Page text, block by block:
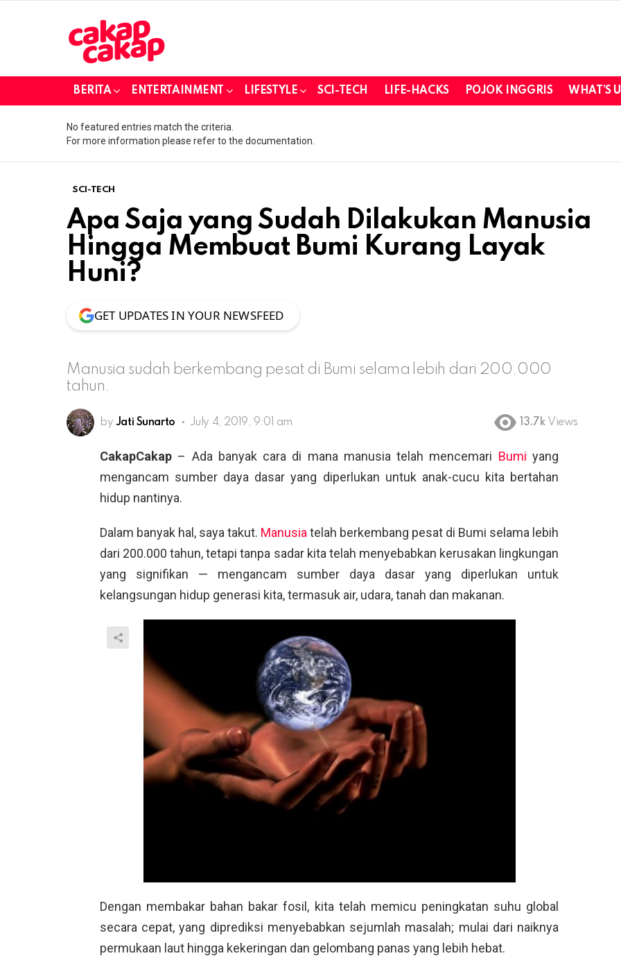
BERITA ENTERTAINMENT LIFESTYLE SCI-TECH LIFE-HACKS POJOK INGGRIS WHAT’S
No featured entries match the criteria.
For more information please refer to the documentation.
SCI-TECH
Apa Saja yang Sudah Dilakukan Manusia
Hingga Membuat Bumi Kurang Layak
Huni?
GET UPDATES IN YOUR NEWSFEED
Manusia sudah berkembang pesat di Bumi selama lebih dari 200.000
tahun.
by Jati Sunarto July 4, 2019, 9:01 am 13.7k Views
CakapCakap – Ada banyak cara di mana manusia telah mencemari Bumi yang
mengancam sumber daya dasar yang diperlukan untuk anak-cucu kita bertahan
hidup nantinya.
Dalam banyak hal, saya takut. Manusia telah berkembang pesat di Bumi selama lebih
dari 200.000 tahun, tetapi tanpa sadar kita telah menyebabkan kerusakan lingkungan
yang signifikan — mengancam sumber daya dasar yang diperlukan untuk
kelangsungan hidup generasi kita, termasuk air, udara, tanah dan makanan.
Dengan membakar bahan bakar fosil, kita telah memicu peningkatan suhu global
secara cepat, yang diprediksi menyebabkan sejumlah masalah; mulai dari naiknya
permukaan laut hingga kekeringan dan gelombang panas yang lebih hebat.